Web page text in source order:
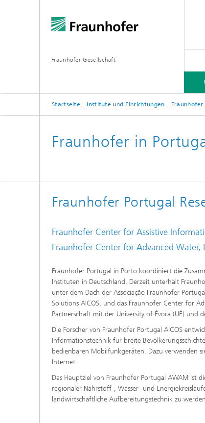
Fraunhofer-Gesellschaft
ÜBER FRAUNHOFER
INSTITUTE UND EINRICHTUNGEN
Fraunhofer-Allianzen
Fraunhofer Cluster of Excellence
FORSCHUNG
Startseite Institute und Einrichtungen
Fraunhofer in
Fraunhofer Portugal
Fraunhofer Center for Assistive
Fraunhofer Center for Advanced Water,
Fraunhofer Portugal in Porto koordiniert die
Instituten in Deutschland. Derzeit unterhält
unter dem Dach der Associação Fraunhofer
Solutions AICOS, und das Fraunhofer Center for
Partnerschaft mit der University of Évora (UÉ) und
Die Forscher von Fraunhofer Portugal AICOS
Informationstechnik für breite
bedienbaren Mobilfunkgeräten. Dazu verwenden
Internet.
Das Hauptziel von Fraunhofer Portugal AWAM ist
regionaler Nährstoff-, Wasser- und
landwirtschaftliche Aufbereitungstechnik zu